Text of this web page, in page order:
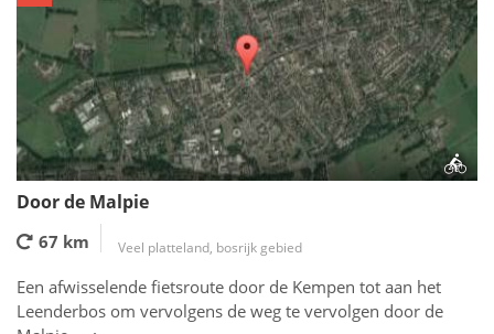
Door de Malpie
67 km Veel platteland, bosrijk gebied
Een afwisselende fietsroute door de Kempen tot aan het
Leenderbos om vervolgens de weg te vervolgen door de